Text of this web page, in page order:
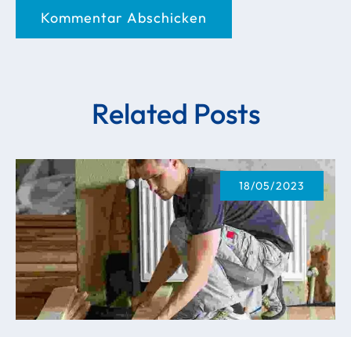
Related Posts
18/05/2023